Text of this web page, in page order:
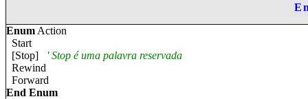
Enum Action
Start
[Stop]
' Stop é uma palavra reservada
Rewind
Forward
End Enum